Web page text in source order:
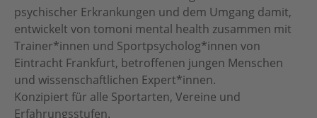
psychischer Erkrankungen und dem Umgang damit,
entwickelt von tomoni mental health zusammen mit
Trainer*innen und Sportpsycholog*innen von
Eintracht Frankfurt, betroffenen jungen Menschen
und wissenschaftlichen Expert*innen.
Konzipiert für alle Sportarten, Vereine und
Erfahrungsstufen.